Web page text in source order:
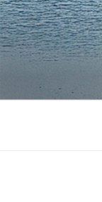
Ga
naar
de
inhoud